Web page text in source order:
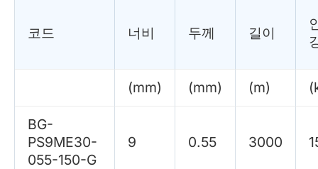
코드 너비 두께 길이
(mm) (mm) (m)
BG-
PS9ME30-
055-150-G
9 0.55 3000